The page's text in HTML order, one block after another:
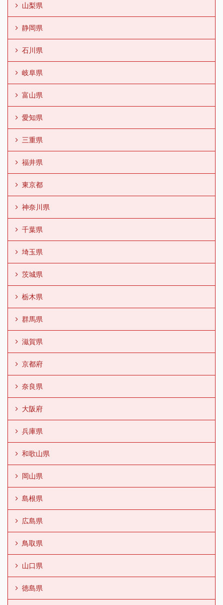
山梨県
静岡県
石川県
岐阜県
富山県
愛知県
三重県
福井県
東京都
神奈川県
千葉県
埼玉県
茨城県
栃木県
群馬県
滋賀県
京都府
奈良県
大阪府
兵庫県
和歌山県
岡山県
島根県
広島県
鳥取県
山口県
徳島県